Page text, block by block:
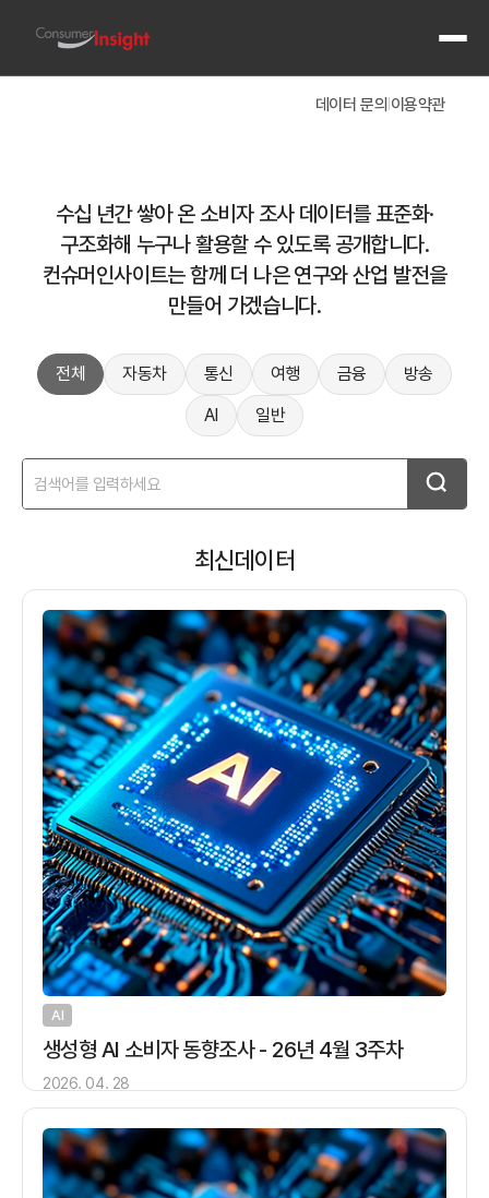
전체
데이터 문의 이용약관
수십 년간 쌓아 온 소비자 조사 데이터를 표준화·
구조화해 누구나 활용할 수 있도록 공개합니다.
컨슈머인사이트는 함께 더 나은 연구와 산업 발전을
만들어 가겠습니다.
2001년부터 누적 약 1,000만 건 — 컨슈머인사이트의 데이터 자산
정기 기획조사 응답 데이터 (누적 약 1,000만 건)
2000년부터 25년에 걸쳐 자동차·통신·금융·여행·관광·OTT·콘텐츠 분야 정기 기획조사 응답
종단 데이터 (Ground Truth Data)
코로나 인덱스 (TCI)
여행·관광 정기조사를 기반으로 코로나19 전후 여행 심리와 행태 변화를 추적하는 코로나 인덱
컨슈머인사이트의 정기 기획조사 데이터는 KCB, SKT 등 외부 데이터와의 융복합을 통해 새로운
전체 자동차 통신 여행 금융
방송
AI
일반
최신데이터
AI
생성형 AI 소비자 동향조사 - 26년 4월 3주차
2026. 04. 28